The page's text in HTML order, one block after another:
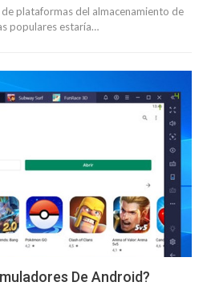
plataformas del almacenamiento de
populares estaría…
De Android?